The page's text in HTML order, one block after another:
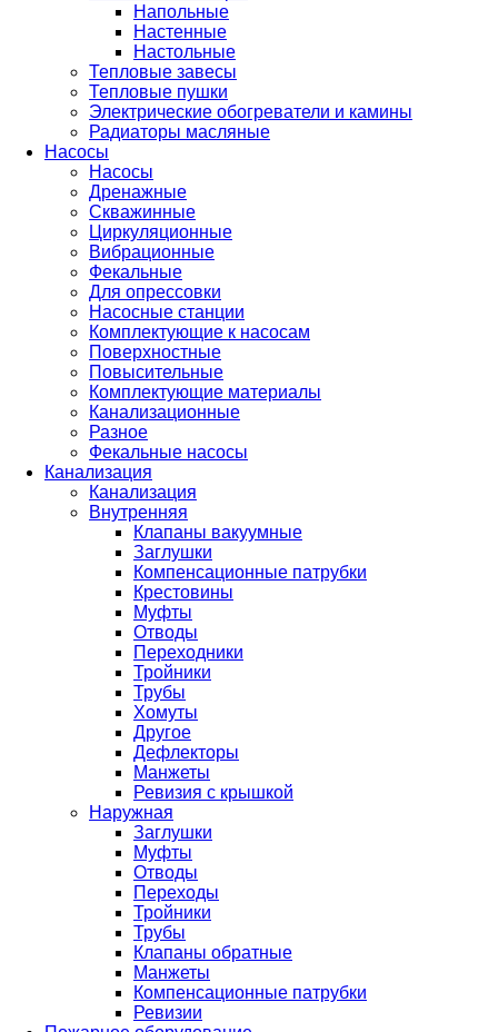
Напольные
Настенные
Настольные
Тепловые завесы
Тепловые пушки
Электрические обогреватели и камины
Радиаторы масляные
Насосы
Насосы
Дренажные
Скважинные
Циркуляционные
Вибрационные
Фекальные
Для опрессовки
Насосные станции
Комплектующие к насосам
Поверхностные
Повысительные
Комплектующие материалы
Канализационные
Разное
Фекальные насосы
Канализация
Канализация
Внутренняя
Клапаны вакуумные
Заглушки
Компенсационные патрубки
Крестовины
Муфты
Отводы
Переходники
Тройники
Трубы
Хомуты
Другое
Дефлекторы
Манжеты
Ревизия с крышкой
Наружная
Заглушки
Муфты
Отводы
Переходы
Тройники
Трубы
Клапаны обратные
Манжеты
Компенсационные патрубки
Ревизии